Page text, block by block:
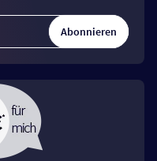
Abonnieren